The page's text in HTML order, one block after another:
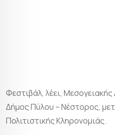
Φεστιβάλ, λέει,
Δήμος Πύλου – Νέστορος,
Πολιτιστικής Κληρονομιάς.